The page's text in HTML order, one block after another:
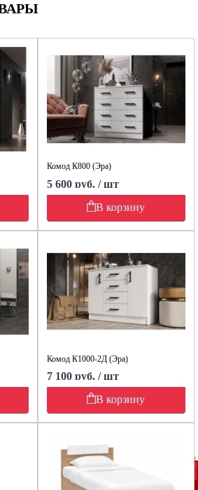
Комод К800 (Эра)
5 600 руб. / шт
В корзину
Комод К1000-2Д (Эра)
7 100 руб. / шт
В корзину